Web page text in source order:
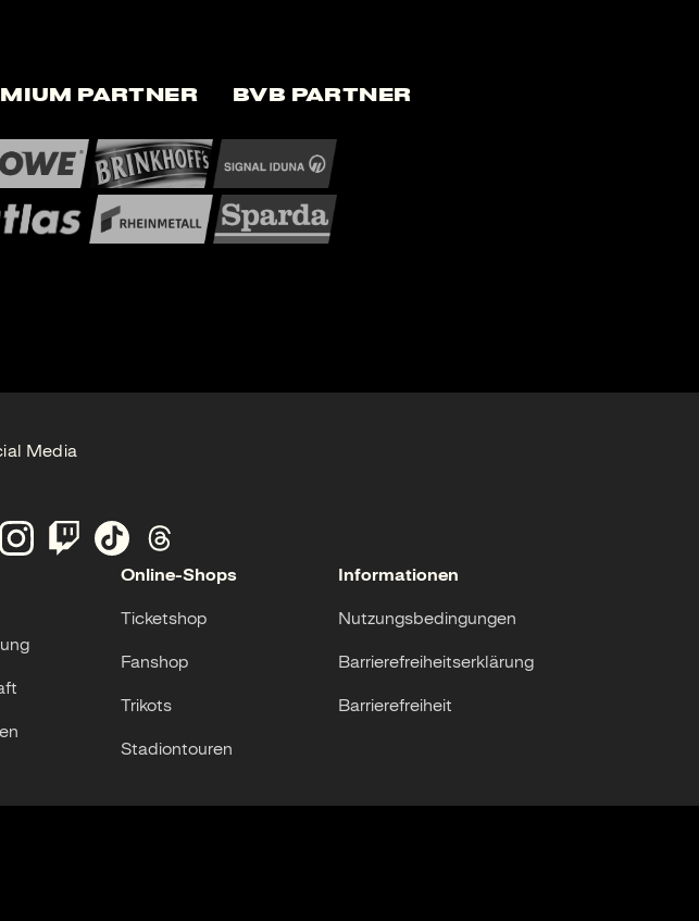
Partner BVB Partner
Media
Online-Shops
Ticketshop
Fanshop
Trikots
Stadiontouren
Informationen
Nutzungsbedingungen
Barrierefreiheitserklärung
Barrierefreiheit